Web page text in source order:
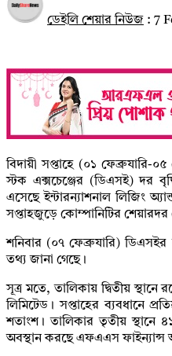
ডেইলি শেয়ার নিউজ : 7
বিদায়ী সপ্তাহে (০১ ফেব্রুযারি-
স্টক এক্সচেঞ্জের (ডিএসই) দর
এসেছে ইন্টারন্যাশনাল লিজিং
সপ্তাহজুড়ে কোম্পানিটির
শনিবার (০৭ ফেব্রুযারি) ডিএসইর
তথ্য জানা গেছে।
সূত্র মতে, তালিকায় দ্বিতীয় স্থানে
লিমিটেড। সপ্তাহের ব্যবধানে
শতাংশ। তালিকার তৃতীয় স্থানে
অবস্থান করছে এফএএস ফাইন্যান্স